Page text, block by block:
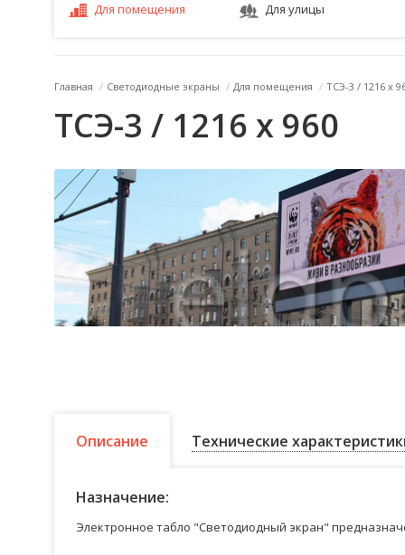
Для помещения Для улицы
Главная / Светодиодные экраны / Для помещения / ТСЭ-3 / 1216 x
ТСЭ-3 / 1216 x 960
Описание Технические
Назначение:
Электронное табло "Светодиодный экран"